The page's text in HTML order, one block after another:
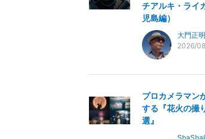
チアルキ・ライ
児島編）
大門正明
2026/
プロカメラマン
する『花火の撮
選』